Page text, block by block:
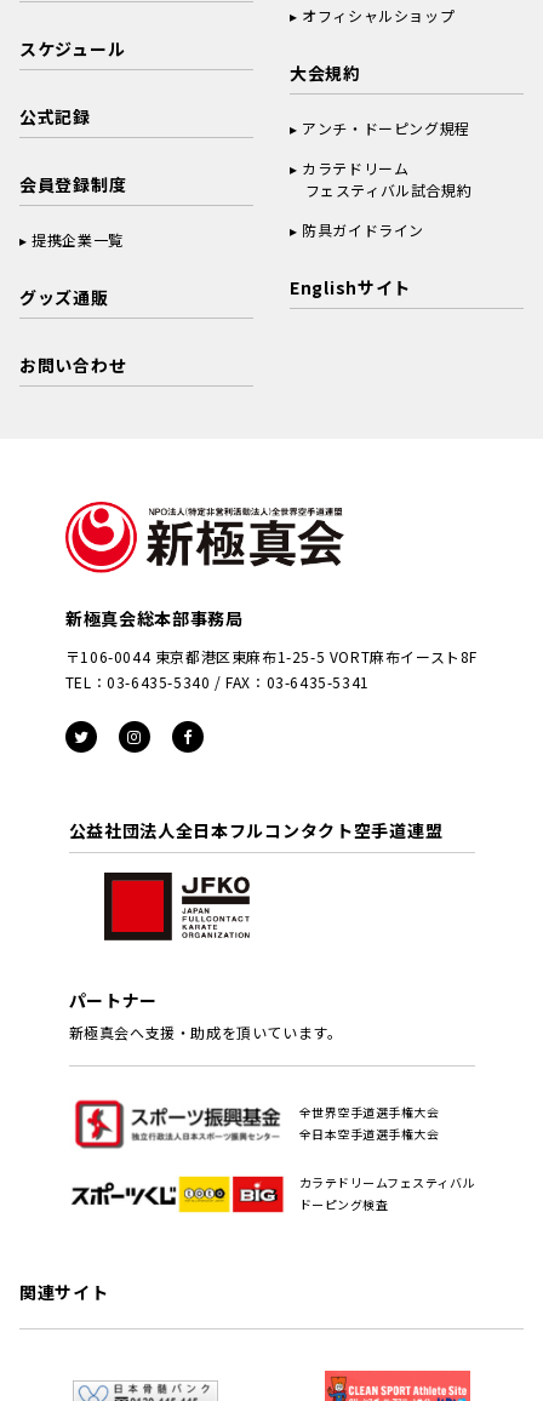
スケジュール
公式記録
会員登録制度
提携企業一覧
グッズ通販
お問い合わせ
オフィシャルショップ
大会規約
アンチ・ドーピング規程
カラテドリーム
フェスティバル試合規約
防具ガイドライン
Englishサイト
新極真会総本部事務局
〒106-0044 東京都港区東麻布1-25-5 VORT麻布イースト8F
TEL：03-6435-5340 / FAX：03-6435-5341
公益社団法人全日本フルコンタクト空手道連盟
パートナー
新極真会へ支援・助成を頂いています。
全世界空手道選手権大会
全日本空手道選手権大会
カラテドリームフェスティバル
ドーピング検査
関連サイト